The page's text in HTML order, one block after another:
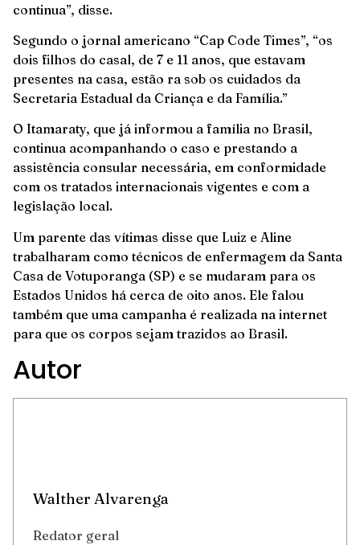
continua”, disse.
Segundo o jornal americano “Cap Code Times”, “os
dois filhos do casal, de 7 e 11 anos, que estavam
presentes na casa, estão ra sob os cuidados da
Secretaria Estadual da Criança e da Família.”
O Itamaraty, que já informou a família no Brasil,
continua acompanhando o caso e prestando a
assistência consular necessária, em conformidade
com os tratados internacionais vigentes e com a
legislação local.
Um parente das vítimas disse que Luiz e Aline
trabalharam como técnicos de enfermagem da Santa
Casa de Votuporanga (SP) e se mudaram para os
Estados Unidos há cerca de oito anos. Ele falou
também que uma campanha é realizada na internet
para que os corpos sejam trazidos ao Brasil.
Autor
Walther Alvarenga
Redator geral